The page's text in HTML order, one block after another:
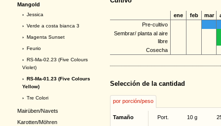
Mangold
› Jessica
› Verde a costa bianca 3
› Magenta Sunset
› Feurio
› RS-Ma-02.23 (Five Colours
Violet)
› RS-Ma-01.23 (Five Colours
Yellow)
› Tre Colori
Mairüben/Navets
Karotten/Möhren
ene feb mar
Pre-cultivo
Sembrar/ planta al aire
libre
Cosecha
Selección de la cantidad
por porción/peso
Tamaño Port. 10 g